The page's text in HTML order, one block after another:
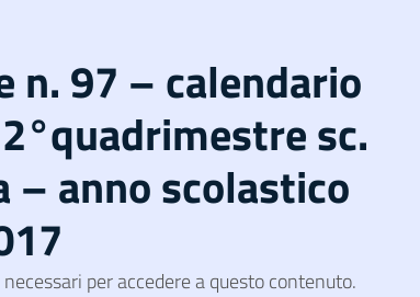
n. 97 – calendario
sc.
– anno scolastico
per accedere a questo contenuto.